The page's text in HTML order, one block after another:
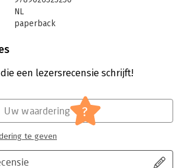
besteed, maar in de geschiedenis
werd er tot nu toe weinig over
onderwerpen heeft geschreven: in
NL
paperback
een lezersrecensie schrijft!
Uw waardering ?
te geven